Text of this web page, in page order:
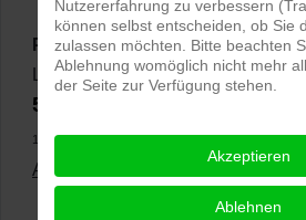
PRO-ducto GmbH , Fotografie
Lichtenau
5,0
11.01.2026)
Alle Rezensionen ansehen
Nutzererfahrung zu verbessern
können selbst entscheiden, ob Sie
zulassen möchten. Bitte beachten
Ablehnung womöglich nicht mehr
der Seite zur Verfügung stehen.
Akzeptieren
Ablehnen